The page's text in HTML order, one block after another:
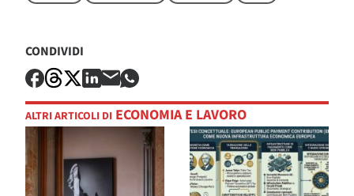
CONDIVIDI
ALTRI ARTICOLI DI ECONOMIA E LAVORO